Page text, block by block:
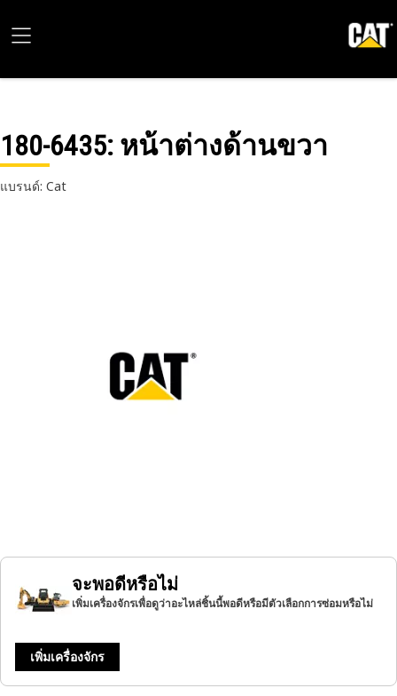
180-6435: หน้าต่างด้านขวา
แบรนด์: Cat
จะพอดีหรือไม่
เพิ่มเครื่องจักรเพื่อดูว่าอะไหล่ชิ้นนี้พอดีหรือมีตัวเลือกการซ่อมหรือไม่
เพิ่มเครื่องจักร